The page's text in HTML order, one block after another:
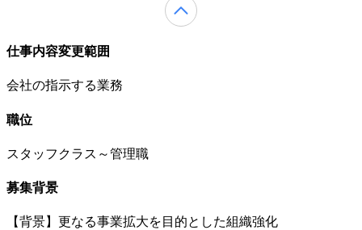
仕事内容変更範囲
会社の指示する業務
職位
スタッフクラス～管理職
募集背景
【背景】更なる事業拡大を目的とした組織強化